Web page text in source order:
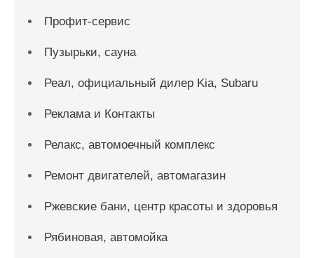
Профит-сервис
Пузырьки, сауна
Реал, официальный дилер Kia, Subaru
Реклама и Контакты
Релакс, автомоечный комплекс
Ремонт двигателей, автомагазин
Ржевские бани, центр красоты и здоровья
Рябиновая, автомойка